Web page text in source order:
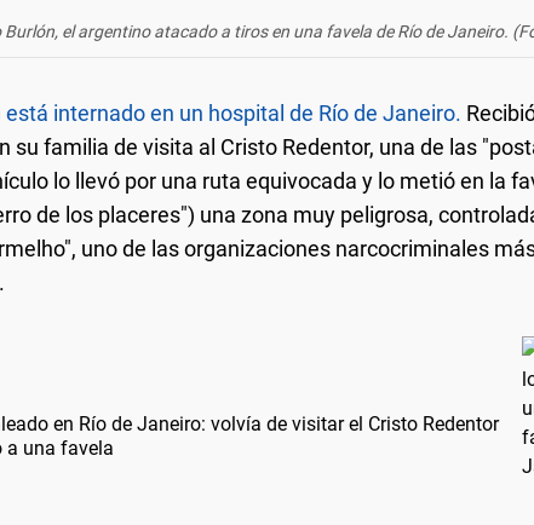
Burlón, el argentino atacado a tiros en una favela de Río de Janeiro.
está internado en un hospital de Río de Janeiro.
su familia de visita al Cristo Redentor, una de las
lo llevó por una ruta equivocada y lo metió en la
de los placeres") una zona muy peligrosa,
uno de las organizaciones narcocriminales
en Río de Janeiro: volvía de visitar el Cristo Redentor
a una favela